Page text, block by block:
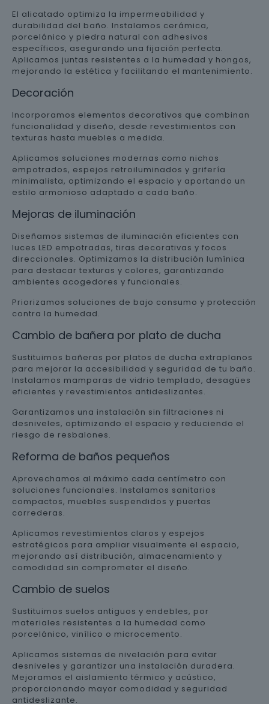
El alicatado optimiza la impermeabilidad y
durabilidad del baño. Instalamos cerámica,
porcelánico y piedra natural con adhesivos
específicos, asegurando una fijación perfecta.
Aplicamos juntas resistentes a la humedad y hongos,
mejorando la estética y facilitando el mantenimiento.
Decoración
Incorporamos elementos decorativos que combinan
funcionalidad y diseño, desde revestimientos con
texturas hasta muebles a medida.
Aplicamos soluciones modernas como nichos
empotrados, espejos retroiluminados y grifería
minimalista, optimizando el espacio y aportando un
estilo armonioso adaptado a cada baño.
Mejoras de iluminación
Diseñamos sistemas de iluminación eficientes con
luces LED empotradas, tiras decorativas y focos
direccionales. Optimizamos la distribución lumínica
para destacar texturas y colores, garantizando
ambientes acogedores y funcionales.
Priorizamos soluciones de bajo consumo y protección
contra la humedad.
Cambio de bañera por plato de ducha
Sustituimos bañeras por platos de ducha extraplanos
para mejorar la accesibilidad y seguridad de tu baño.
Instalamos mamparas de vidrio templado, desagües
eficientes y revestimientos antideslizantes.
Garantizamos una instalación sin filtraciones ni
desniveles, optimizando el espacio y reduciendo el
riesgo de resbalones.
Reforma de baños pequeños
Aprovechamos al máximo cada centímetro con
soluciones funcionales. Instalamos sanitarios
compactos, muebles suspendidos y puertas
correderas.
Aplicamos revestimientos claros y espejos
estratégicos para ampliar visualmente el espacio,
mejorando así distribución, almacenamiento y
comodidad sin comprometer el diseño.
Cambio de suelos
Sustituimos suelos antiguos y endebles, por
materiales resistentes a la humedad como
porcelánico, vinílico o microcemento.
Aplicamos sistemas de nivelación para evitar
desniveles y garantizar una instalación duradera.
Mejoramos el aislamiento térmico y acústico,
proporcionando mayor comodidad y seguridad
antideslizante.